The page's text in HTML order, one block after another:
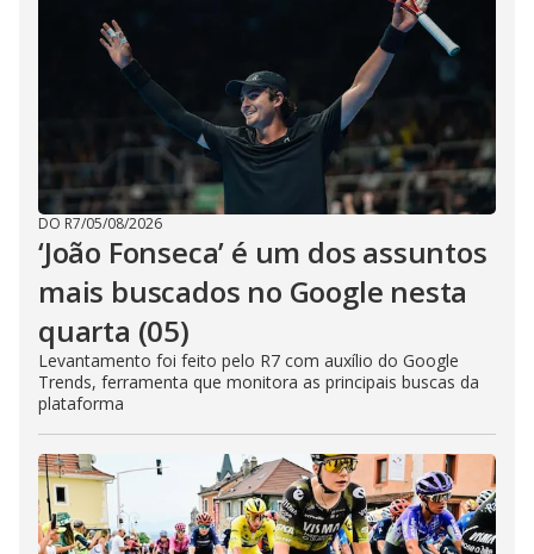
DO R7/05/08/2026
‘João Fonseca’ é um dos assuntos
mais buscados no Google nesta
quarta (05)
Levantamento foi feito pelo R7 com auxílio do Google
Trends, ferramenta que monitora as principais buscas da
plataforma